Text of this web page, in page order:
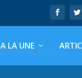
A LA UNE